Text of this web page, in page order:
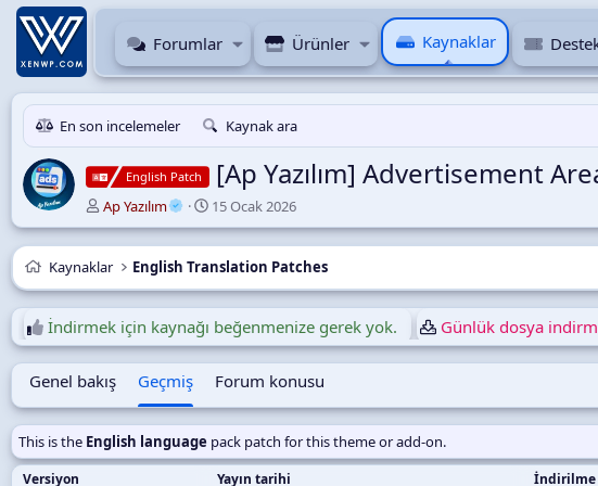
Forumlar Ürünler Kaynaklar
En son incelemeler Kaynak ara
English Patch [Ap Yazılım] Advertisement
Y
a
z
a
Ap Yazılım
O
l
u
ş
r
u
l
m
a
r
15 Ocak 2026
Kaynaklar English Translation Patches
İndirmek için kaynağı beğenmenize gerek yok. Günlük dosya
Genel bakış Geçmiş Forum konusu
This is the English language pack patch for this theme or add-on.
Versiyon Yayın tarihi İndirilme